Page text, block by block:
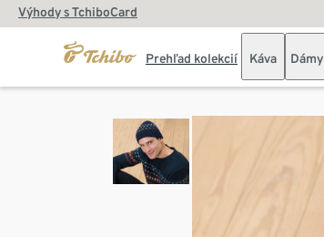
Výhody s TchiboCard
Prehľad kolekcií Káva Dámy